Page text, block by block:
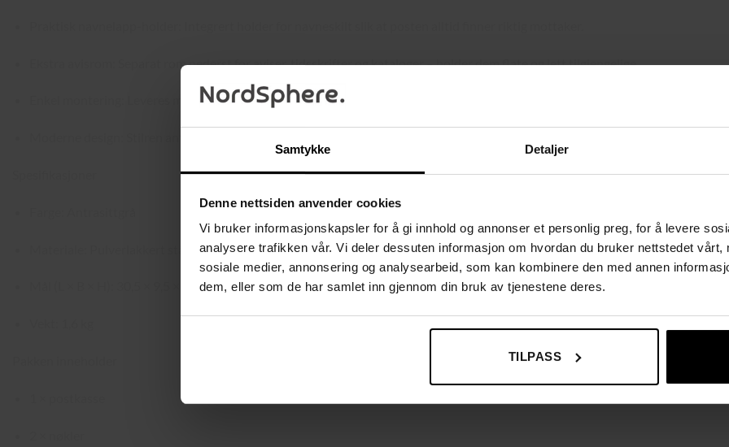
Samtykke Detaljer
Denne nettsiden anvender cookies
Vi bruker informasjonskapsler for å gi innhold og annonser et personlig preg, for å levere
analysere trafikken vår. Vi deler dessuten informasjon om hvordan du bruker nettstedet vårt,
sosiale medier, annonsering og analysearbeid, som kan kombinere den med annen
dem, eller som de har samlet inn gjennom din bruk av tjenestene deres.
TILPASS
Ekstra avisrom: Separat rom nederst for aviser, tidsskrifter og kataloger – holder dem flate og lett tilgjengelige.
Enkel montering: Leveres med skruer, veggplugger og gummidistansere for enkel montering på vegg ved inngangsdøren.
Mål (L × B × H): 30,5 × 9,5 × 33,3 cm